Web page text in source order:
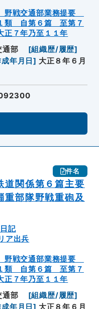
野戦交通部業務提要
類 自第６篇 至第７
７年乃至１１年
通部 [組織歴/履歴]
成年月日] 大正８年６月
件名
道関係第６篇主要
重部隊野戦重砲及
記
ア出兵
野戦交通部業務提要
類 自第６篇 至第７
７年乃至１１年
通部 [組織歴/履歴]
成年月日] 大正８年６月